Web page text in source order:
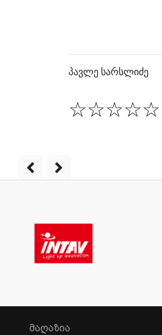
პავლე სარსლიძე
☆
☆
☆
☆
☆
ᲛᲐᲦᲐᲖᲘᲐ